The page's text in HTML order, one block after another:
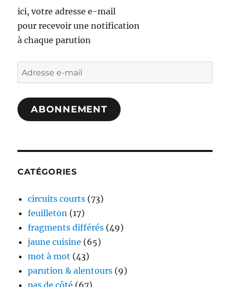
ici, votre adresse e-mail
pour recevoir une notification
à chaque parution
Adresse
e-
mail
ABONNEMENT
CATÉGORIES
circuits courts (73)
feuilleton (17)
fragments différés (49)
jaune cuisine (65)
mot à mot (43)
parution & alentours (9)
pas de côté (67)